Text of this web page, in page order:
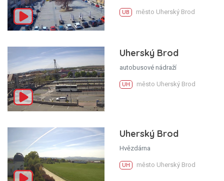
UB město Uherský Brod
Uherský Brod
autobusové nádraží
UH město Uherský Brod
Uherský Brod
Hvězdárna
UH město Uherský Brod